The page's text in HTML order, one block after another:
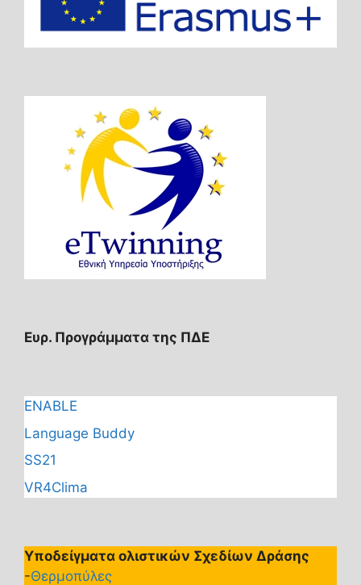
Ευρ. Προγράμματα της ΠΔΕ
ENABLE
Language Buddy
SS21
VR4Clima
Υποδείγματα ολιστικών Σχεδίων Δράσης
-Θερμοπύλες